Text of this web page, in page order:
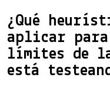
¿Qué
aplicar
límites de
está